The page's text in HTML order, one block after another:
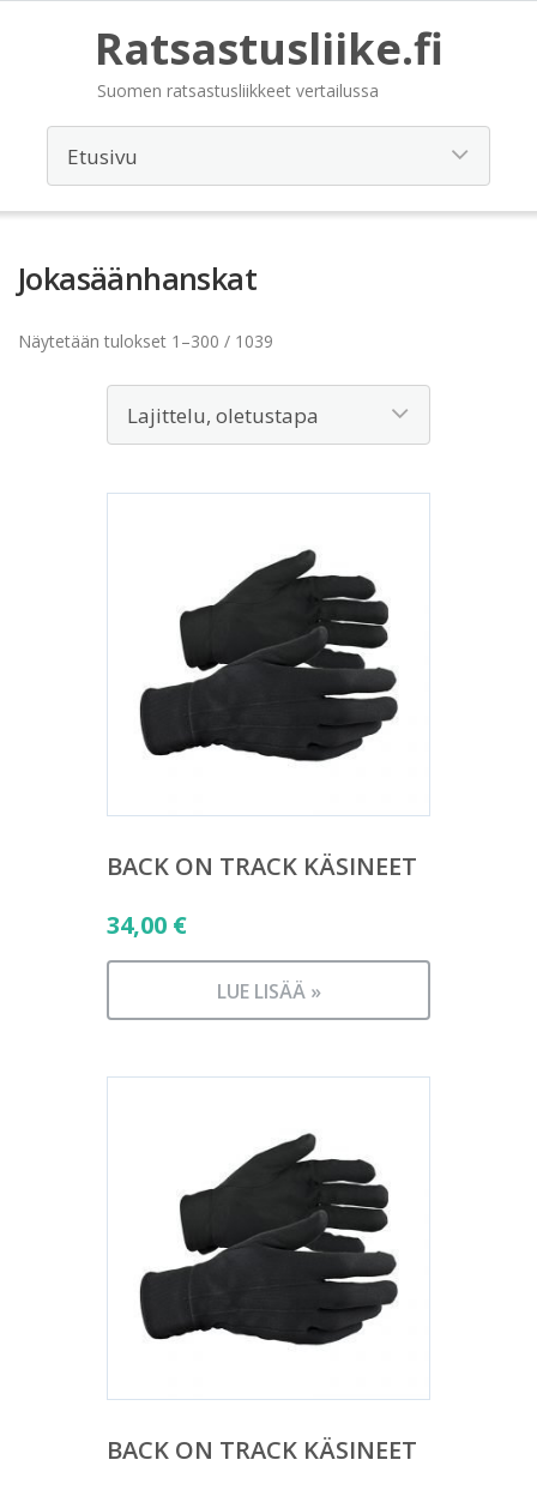
Ratsastusliike.fi
Suomen ratsastusliikkeet vertailussa
Jokasäänhanskat
Näytetään tulokset 1–300 / 1039
BACK ON TRACK KÄSINEET
34,00 €
LUE LISÄÄ »
BACK ON TRACK KÄSINEET